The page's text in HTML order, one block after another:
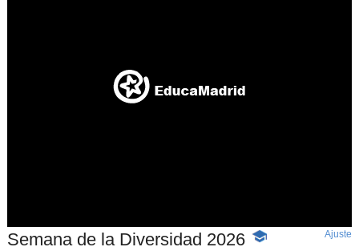
Semana de la Diversidad 2026 -
Ajuste